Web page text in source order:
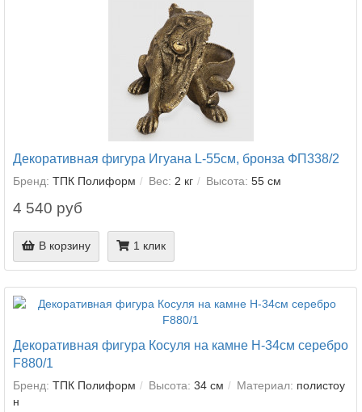
Декоративная фигура Игуана L-55см, бронза ФП338/2
Бренд: ТПК Полиформ Вес: 2 кг Высота: 55 см
4 540 руб
В корзину 1 клик
Декоративная фигура Косуля на камне Н-34см серебро
F880/1
Бренд: ТПК Полиформ Высота: 34 см Материал: полистоу
н